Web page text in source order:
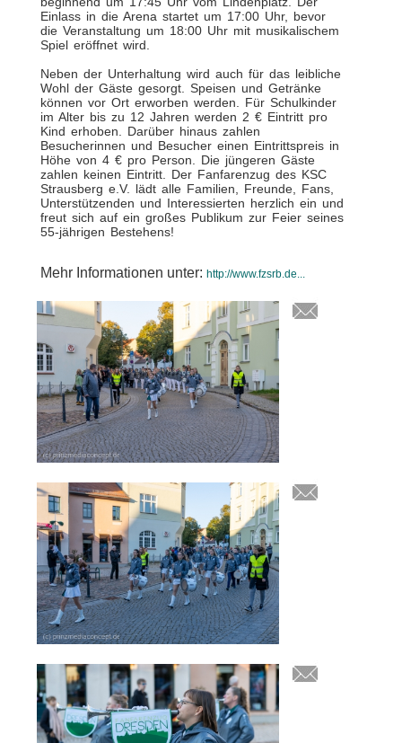
Einlass in die Arena startet um 17:00 Uhr, bevor
die Veranstaltung um 18:00 Uhr mit musikalischem
Spiel eröffnet wird.
Neben der Unterhaltung wird auch für das leibliche
Wohl der Gäste gesorgt. Speisen und Getränke
können vor Ort erworben werden. Für Schulkinder
im Alter bis zu 12 Jahren werden 2 € Eintritt pro
Kind erhoben. Darüber hinaus zahlen
Besucherinnen und Besucher einen Eintrittspreis in
Höhe von 4 € pro Person. Die jüngeren Gäste
zahlen keinen Eintritt. Der Fanfarenzug des KSC
Strausberg e.V. lädt alle Familien, Freunde, Fans,
Unterstützenden und Interessierten herzlich ein und
freut sich auf ein großes Publikum zur Feier seines
55-jährigen Bestehens!
Mehr Informationen unter: http://www.fzsrb.de...